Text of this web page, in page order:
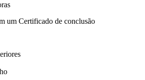
um Certificado de conclusão